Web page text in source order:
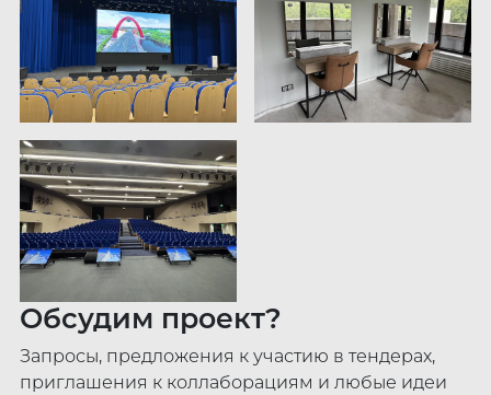
Обсудим проект?
Запросы, предложения к участию в тендерах,
приглашения к коллаборациям и любые идеи